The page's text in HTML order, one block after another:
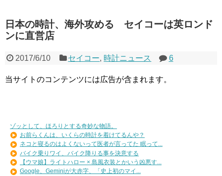
日本の時計、海外攻める セイコーは英ロンド
ンに直営店
2017/6/10 セイコー, 時計ニュース 6
当サイトのコンテンツには広告が含まれます。
ゾッとして、ほろりとする奇妙な物語。
お前らくんは、いくらの時計を着けてるんや？
ネコと寝るのはよくないって医者が言ってた 眠って...
バイク乗りワイ、バイク降りる事を決意する
【ウマ娘】ライトハロー × 島風衣装とかいう凶悪す...
Google、Geminiが大赤字、「史上初のマイ...